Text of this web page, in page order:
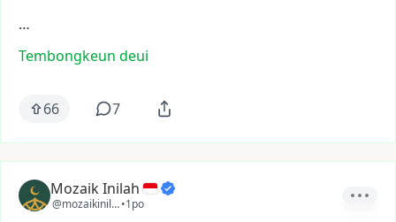
…
Tembongkeun deui
66 7
Mozaik Inilah
@mozaikinilah•1po